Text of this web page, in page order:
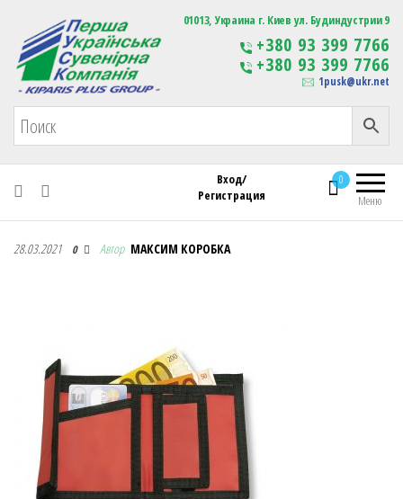
Первая Украинская Сувенирная Компания Изготовление
сувенирной продукции
с логотипом
01013, Украина г. Киев ул. Будиндустрии 9
+380 93 399 7766
+380 93 399 7766
1pusk@ukr.net
Меню
0
Вход/
Регистрация
Первая Украинская Сувенирная Компания
28.03.2021 0 Автор МАКСИМ КОРОБКА